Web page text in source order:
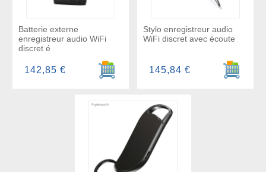
Batterie externe
enregistreur audio WiFi
discret é
Ajouter au panier
142,85 €
Stylo enregistreur audio
WiFi discret avec écoute
Ajouter
145,84 €